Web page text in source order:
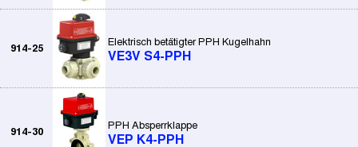
914-25
Elektrisch betätigter PPH Kugelhahn
VE3V S4-PPH
914-30
PPH Absperrklappe
VEP K4-PPH